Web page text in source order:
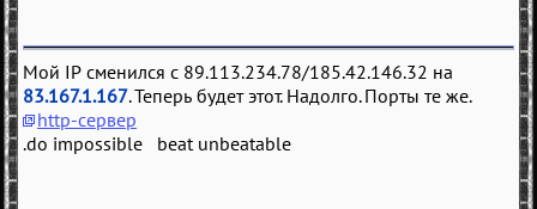
Мой IP сменился с 89.113.234.78/185.42.146.32 на
83.167.1.167. Теперь будет этот. Надолго. Порты те же.
http-сервер
.do impossible beat unbeatable